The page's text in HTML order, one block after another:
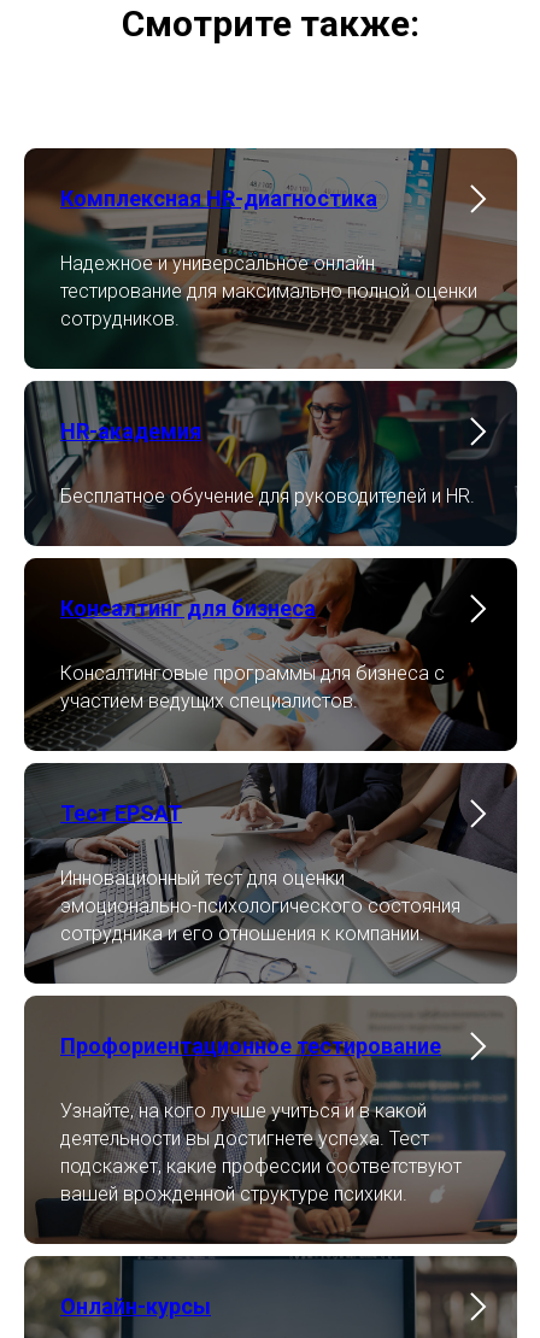
Смотрите также:
Комплексная HR-диагностика
Надежное и универсальное онлайн
тестирование для максимально полной оценки
сотрудников.
HR-академия
Бесплатное обучение для руководителей и HR.
Консалтинг для бизнеса
Консалтинговые программы для бизнеса с
участием ведущих специалистов.
Тест EPSAT
Инновационный тест для оценки
эмоционально-психологического состояния
сотрудника и его отношения к компании.
Профориентационное тестирование
Узнайте, на кого лучше учиться и в какой
деятельности вы достигнете успеха. Тест
подскажет, какие профессии соответствуют
вашей врожденной структуре психики.
Онлайн-курсы